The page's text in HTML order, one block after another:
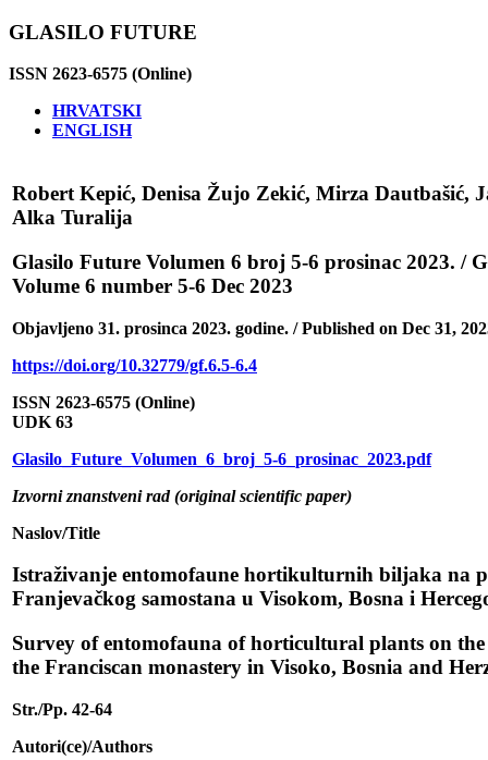
GLASILO FUTURE
ISSN 2623-6575 (Online)
HRVATSKI
ENGLISH
Robert Kepić, Denisa Žujo Zekić, Mirza Dautbašić,
Alka Turalija
Glasilo Future Volumen 6 broj 5-6 prosinac 2023. /
Volume 6 number 5-6 Dec 2023
Objavljeno 31. prosinca 2023. godine. / Published on Dec 31,
https://doi.org/10.32779/gf.6.5-6.4
ISSN 2623-6575 (Online)
UDK 63
Glasilo_Future_Volumen_6_broj_5-6_prosinac_2023.pdf
Izvorni znanstveni rad (original scientific paper)
Naslov/Title
Istraživanje entomofaune hortikulturnih biljaka na
Franjevačkog samostana u Visokom, Bosna i
Survey of entomofauna of horticultural plants on
the Franciscan monastery in Visoko, Bosnia and
Str./Pp. 42-64
Autori(ce)/Authors